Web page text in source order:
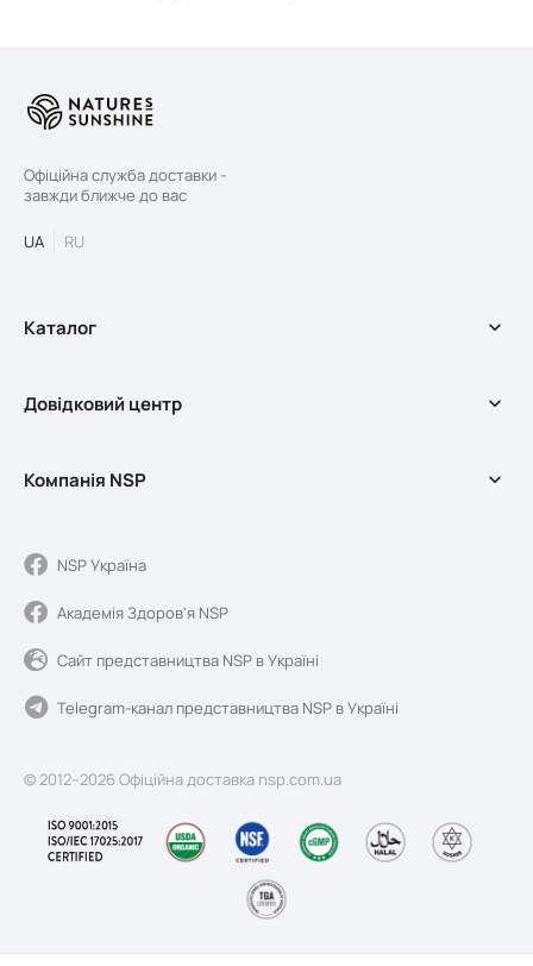
Офіційна служба доставки -
завжди ближче до вас
UA RU
Каталог
Оздоровчі програми
Мерч
Довідковий центр
Довідковий центр
Умови використання сайту
Компанія NSP
Про компанію NSP
Новини Sunshine
Блог
Контакти
NSP Україна
Академія Здоров'я NSP
Сайт представництва NSP в Україні
Telegram-канал представництва NSP в Україні
© 2012–2026 Офіційна доставка nsp.com.ua